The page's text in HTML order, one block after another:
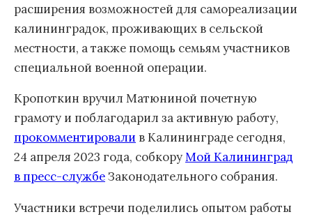
расширения возможностей для самореализации
калининградок, проживающих в сельской
местности, а также помощь семьям участников
специальной военной операции.
Кропоткин вручил Матюниной почетную
грамоту и поблагодарил за активную работу,
прокомментировали в Калининграде сегодня,
24 апреля 2023 года, собкоруМой Калининград
в пресс-службеЗаконодательного собрания.
Участники встречи поделились опытом работы